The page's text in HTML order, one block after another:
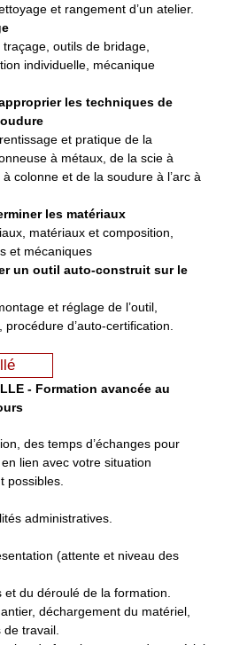
et rangement d’un atelier.
outils de bridage,
individuelle, mécanique
les techniques de
et pratique de la
à métaux, de la scie à
colonne et de la soudure à l’arc à
les matériaux
matériaux et composition,
et mécaniques
un outil auto-construit sur le
et réglage de l’outil,
d’auto-certification.
- Formation avancée au
des temps d’échanges pour
lien avec votre situation
possibles.
administratives.
(attente et niveau des
du déroulé de la formation.
déchargement du matériel,
travail.